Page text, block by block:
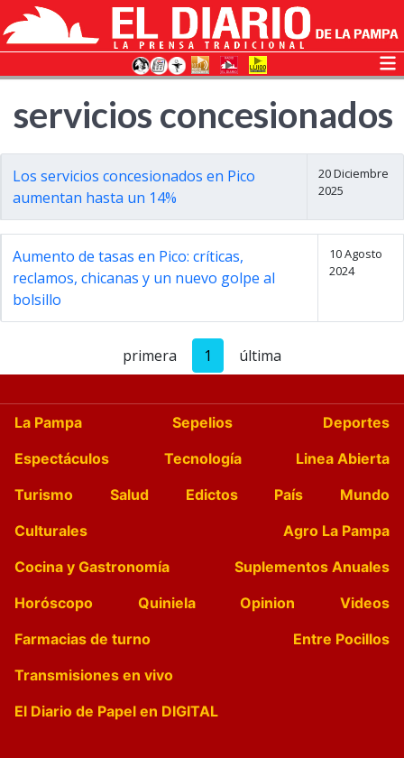
servicios concesionados
Los servicios concesionados en Pico
aumentan hasta un 14%
20 Diciembre
2025
Aumento de tasas en Pico: críticas,
reclamos, chicanas y un nuevo golpe al
bolsillo
10 Agosto
2024
primera 1 última
La Pampa Sepelios
Deportes
Espectáculos
Tecnología
Linea Abierta
Turismo
Salud Edictos País
Mundo
Culturales
Agro La Pampa
Cocina y Gastronomía
Suplementos Anuales
Horóscopo
Quiniela Opinion
Videos
Farmacias de turno
Entre Pocillos
Transmisiones en vivo
El Diario de Papel en DIGITAL